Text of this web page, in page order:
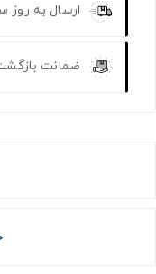
ارسال به روز
ضمانت